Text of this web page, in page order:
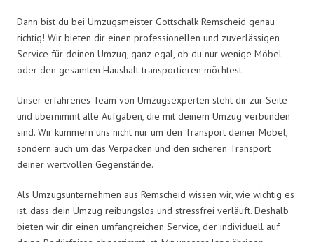
Dann bist du bei Umzugsmeister Gottschalk Remscheid genau
richtig! Wir bieten dir einen professionellen und zuverlässigen
Service für deinen Umzug, ganz egal, ob du nur wenige Möbel
oder den gesamten Haushalt transportieren möchtest.
Unser erfahrenes Team von Umzugsexperten steht dir zur Seite
und übernimmt alle Aufgaben, die mit deinem Umzug verbunden
sind. Wir kümmern uns nicht nur um den Transport deiner Möbel,
sondern auch um das Verpacken und den sicheren Transport
deiner wertvollen Gegenstände.
Als Umzugsunternehmen aus Remscheid wissen wir, wie wichtig es
ist, dass dein Umzug reibungslos und stressfrei verläuft. Deshalb
bieten wir dir einen umfangreichen Service, der individuell auf